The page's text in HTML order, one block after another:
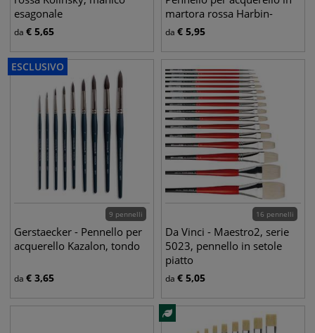
esagonale
da € 5,65
martora rossa Harbin-
Kolinsky
da € 5,95
ESCLUSIVO
9 pennelli
Gerstaecker - Pennello per
acquerello Kazalon, tondo
da € 3,65
16 pennelli
Da Vinci - Maestro2, serie
5023, pennello in setole
piatto
da € 5,05